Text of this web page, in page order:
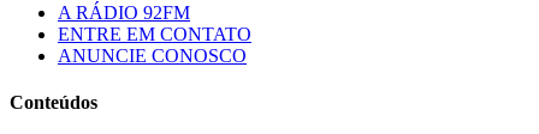
A RÁDIO 92FM
ENTRE EM CONTATO
ANUNCIE CONOSCO
Conteúdos